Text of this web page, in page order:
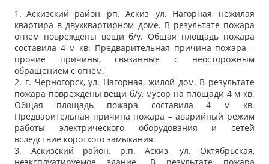
1. Аскизский район, рп. Аскиз, ул. Нагорная, нежилая
квартира в двухквартирном доме. В результате пожара
огнем повреждены вещи б/у. Общая площадь пожара
составила 4 м кв. Предварительная причина пожара –
прочие причины, связанные с неосторожным
обращением с огнем.
2. г. Черногорск, ул. Нагорная, жилой дом. В результате
пожара повреждены вещи б/у, мусор на площади 4 м кв.
Общая площадь пожара составила 4 м кв.
Предварительная причина пожара – аварийный режим
работы электрического оборудования и сетей
вследствие короткого замыкания.
3. Аскизский район, р.п. Аскиз, ул. Октябрьская,